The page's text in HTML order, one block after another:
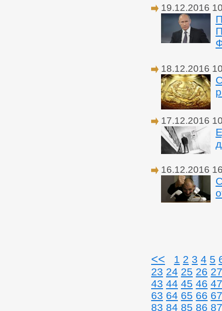
19.12.2016
18.12.2016
17.12.2016
16.12.2016
<< 1 2 3 4 5
23 24 25 26 27
43 44 45 46 47
63 64 65 66 67
83 84 85 86 87